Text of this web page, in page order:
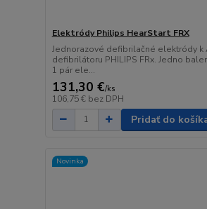
Elektródy Philips HearStart FRX
Jednorazové defibrilačné elektródy k
defibrilátoru PHILIPS FRx. Jedno
1 pár ele...
131,30 €/ks
106,75 € bez DPH
Pridať do
Novinka